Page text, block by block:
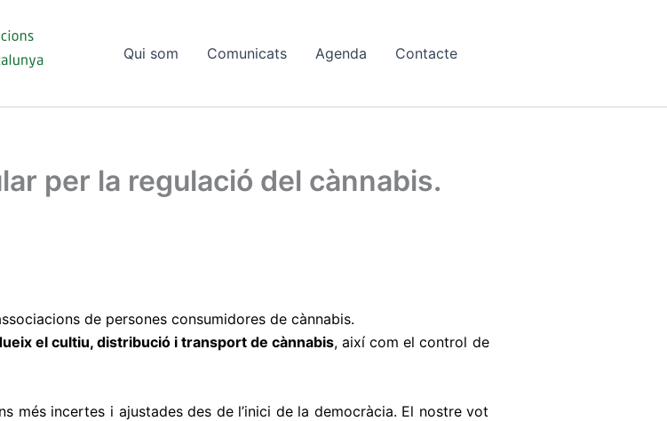
Qui som Comunicats Agenda Contacte
per la regulació del cànnabis.
de persones consumidores de cànnabis.
el cultiu, distribució i transport de cànnabis, així com el control de
més incertes i ajustades des de l’inici de la democràcia. El nostre vot